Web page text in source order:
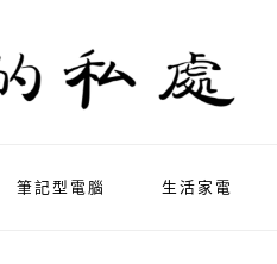
筆記型電腦 生活家電